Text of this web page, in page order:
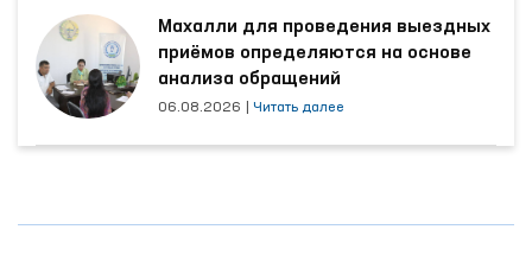
Махалли для проведения выездных
приёмов определяются на основе
анализа обращений
06.08.2026 Читать далее